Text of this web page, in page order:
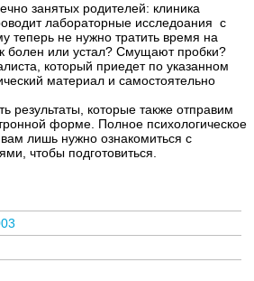
занятых родителей: клиника
лабораторные исследоания с
теперь не нужно тратить время на
болен или устал? Смущают пробки?
который приедет по указанном
материал и самостоятельно
результаты, которые также отправим
форме. Полное психологическое
лишь нужно ознакомиться с
чтобы подготовиться.